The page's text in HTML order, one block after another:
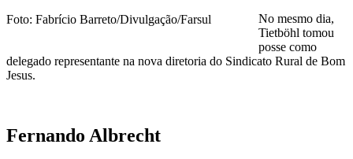
Foto: Fabrício Barreto/Divulgação/Farsul
No mesmo dia,
Tietböhl tomou
posse como
delegado representante na nova diretoria do Sindicato Rural de Bom
Jesus.
Fernando Albrecht